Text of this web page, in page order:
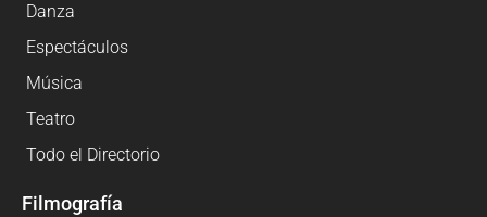
Danza
Espectáculos
Música
Teatro
Todo el Directorio
Filmografía